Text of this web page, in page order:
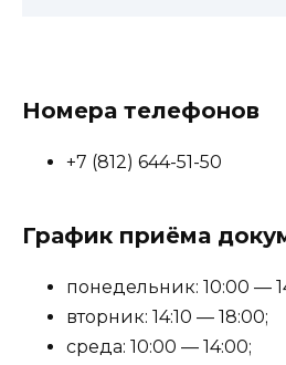
Номера телефонов
+7 (812) 644-51-50
График приёма
понедельник: 10:00 —
вторник: 14:10 — 18:00;
среда: 10:00 — 14:00;